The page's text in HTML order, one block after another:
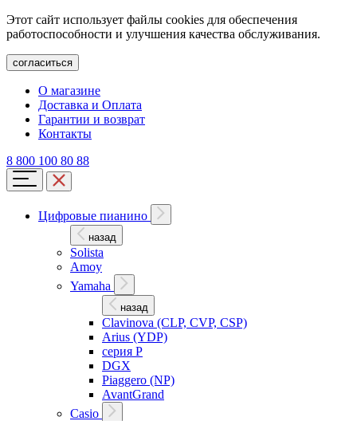
Этот сайт использует файлы cookies для обеспечения
работоспособности и улучшения качества обслуживания.
согласиться
О магазине
Доставка и Оплата
Гарантии и возврат
Контакты
8 800 100 80 88
Цифровые пианино
назад
Solista
Amoy
Yamaha
назад
Clavinova (CLP, CVP, CSP)
Arius (YDP)
серия P
DGX
Piaggero (NP)
AvantGrand
Casio